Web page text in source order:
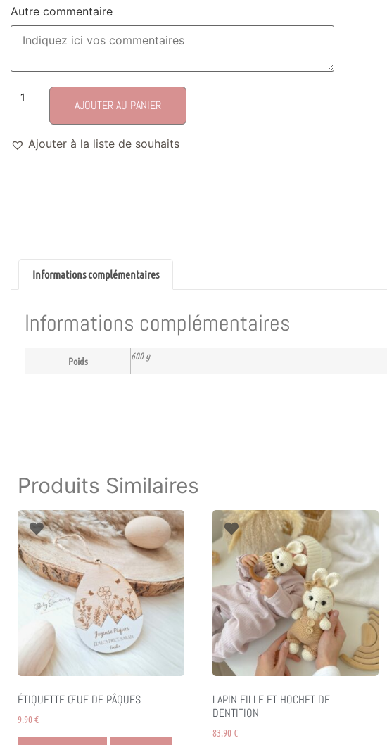
Autre commentaire
AJOUTER AU PANIER
Ajouter à la liste de souhaits
Informations complémentaires
Informations complémentaires
Poids 600 g
Produits Similaires
ÉTIQUETTE ŒUF DE PÂQUES
9.90€
LAPIN FILLE ET HOCHET DE
DENTITION
83.90€